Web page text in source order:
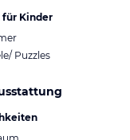
für Kinder
Puzzles